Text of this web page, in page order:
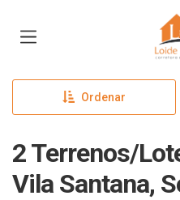
Ordenar
2 Terrenos/
Vila Santana,